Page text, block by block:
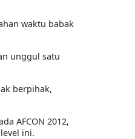
waktu babak
unggul satu
berpihak,
AFCON 2012,
ini.